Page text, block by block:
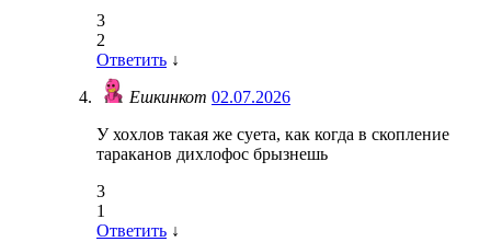
3
2
Ответить ↓
Ешкинкот 02.07.2026
У хохлов такая же суета, как когда в скопление
тараканов дихлофос брызнешь
3
1
Ответить ↓